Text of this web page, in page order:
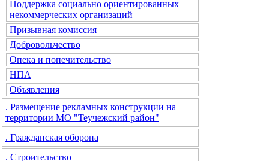
Поддержка социально ориентированных
некоммерческих организаций
Призывная комиссия
Добровольчество
Опека и попечительство
НПА
Объявления
. Размещение рекламных конструкции на
территории МО "Теучежский район"
. Гражданская оборона
. Строительство